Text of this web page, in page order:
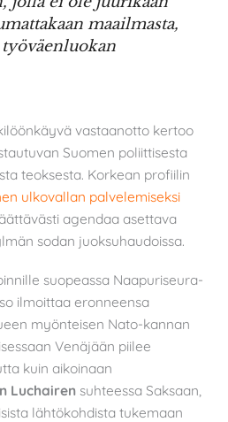
maailmasta,
vastaanotto kertoo
Suomen poliittisesta
teoksesta. Korkean profiilin
ulkovallan palvelemiseksi
agendaa asettava
sodan juoksuhaudoissa.
suopeassa Naapuriseura-
ilmoittaa eronneensa
myönteisen Nato-kannan
Venäjään piilee
kuin aikoinaan
Luchairen suhteessa Saksaan,
lähtökohdista tukemaan